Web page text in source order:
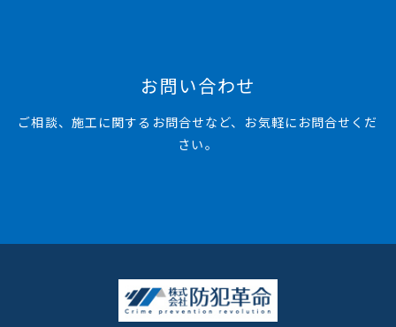
お問い合わせ
ご相談、施工に関するお問合せなど、お気軽にお問合せくだ
さい。